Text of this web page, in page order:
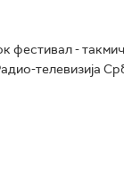
фестивал -
телевизија